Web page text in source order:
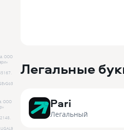
Легальные
Pari
Легальный
ООО
.
ООО
.